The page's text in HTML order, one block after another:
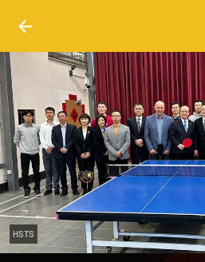
HSTS